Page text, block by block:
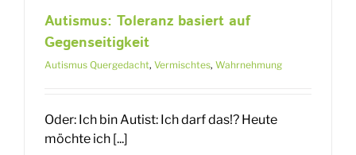
Autismus: Toleranz basiert auf
Gegenseitigkeit
Autismus Quergedacht, Vermischtes, Wahrnehmung
Oder: Ich bin Autist: Ich darf das!? Heute
möchte ich [...]